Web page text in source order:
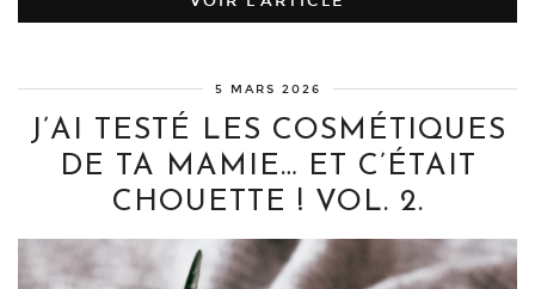
5 MARS 2026
J’AI TESTÉ LES COSMÉTIQUES
DE TA MAMIE… ET C’ÉTAIT
CHOUETTE ! VOL. 2.